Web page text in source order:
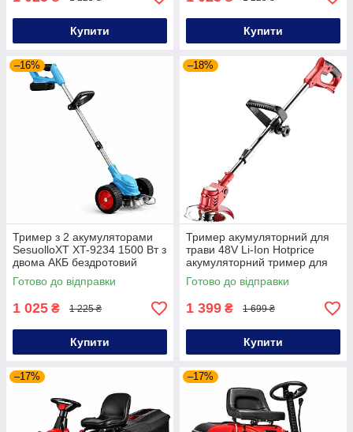
Купити Купити
–16%
Тример з 2 акумуляторами
SesuolloXT XT-9234 1500 Вт з
двома АКБ бездротовий
тример для газону на
колесах
Готово до відправки
1 025 ₴ 1 225 ₴
Купити
–18%
Тример акумуляторний для
трави 48V Li-Ion Hotprice
акумуляторний тример для
газону
Готово до відправки
1 399 ₴ 1 699 ₴
Купити
–17% –17%